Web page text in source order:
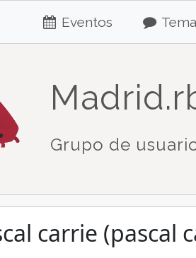
Eventos
Grupo de
carrie (pascal